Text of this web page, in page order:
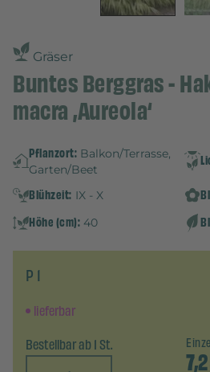
Gräser
Buntes Berggras -
macra ‚Aureola‘
Pflanzort: Balkon/Terrasse,
Garten/Beet
Blühzeit: IX - X
Höhe (cm): 40
P 1
lieferbar
Bestellbar ab 1 St.